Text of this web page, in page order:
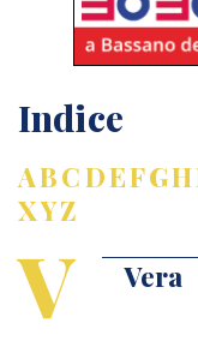
Indice
ABCDEFGH
XYZ
V Vera